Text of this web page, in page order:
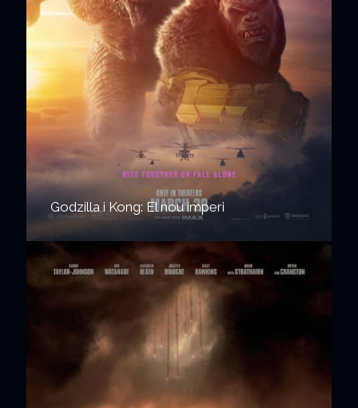
Godzilla i Kong: El nou imperi